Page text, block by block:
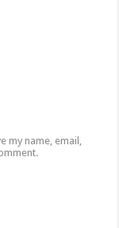
my name, email,